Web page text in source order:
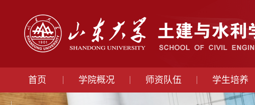
首页 学院概况 师资队伍 学生培养